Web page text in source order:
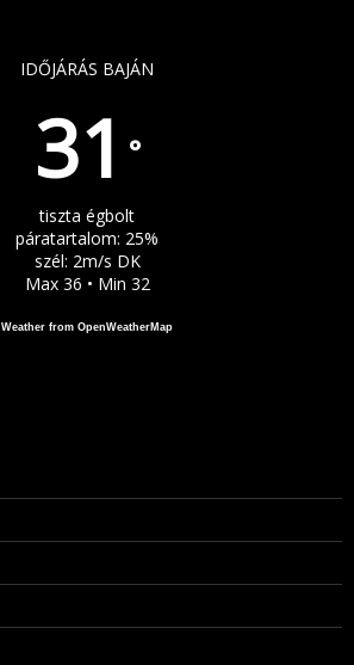
IDŐJÁRÁS BAJÁN
31 °
tiszta égbolt
páratartalom: 25%
szél: 2m/s DK
Max 36 • Min 32
Weather from OpenWeatherMap